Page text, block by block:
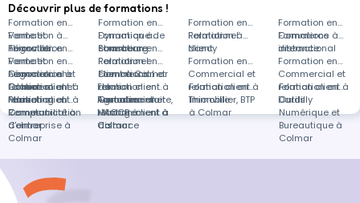
Découvrir plus de formations !
Formation en
Vente et
négociation
Formation en
Dynamique de
commerce
Formation en
Relationnel
client
Formation en
Commerce
international
Formation à
Thionville
Formation à
Strasbourg
Formation à
Nancy
Formations à
distance
Formation en
Vente et
négociation à
Colmar
Formation en
Relationnel
client à Colmar
Formation en
Commercial et
relation client à
Paris
Formation en
Commercial et
relation client à
Toulouse
Formation en
Commercial et
relation client à
Thionville
Formation en
Commercial et
relation client à
Dardilly
Formation en
Commercial et
relation client à
Rennes
Formations
dans
Commercial et
relation client à
distance
Formation en
Marketing et
Communication
d'entreprise à
Colmar
Formation en
Agroalimentaire,
HACCP à
Colmar
Formation en
Immobilier, BTP
à Colmar
Formation en
Outils
Numérique et
Bureautique à
Colmar
Formation en
Comptabilité à
Colmar
Formation en
Management à
Colmar